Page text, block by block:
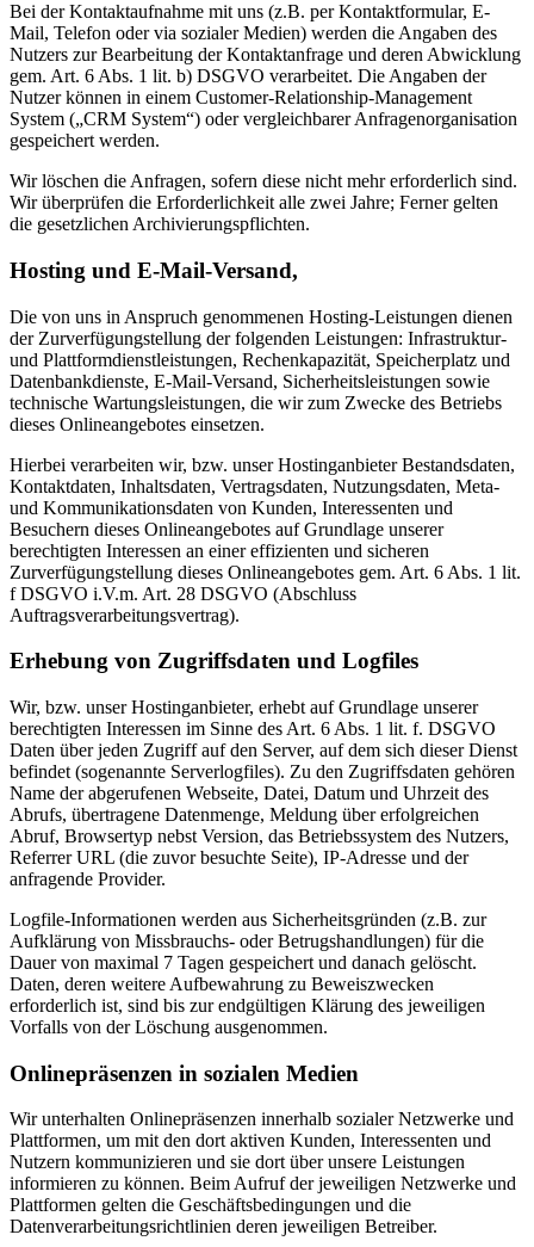
Bei der Kontaktaufnahme mit uns (z.B. per Kontaktformular, E-
Mail, Telefon oder via sozialer Medien) werden die Angaben des
Nutzers zur Bearbeitung der Kontaktanfrage und deren Abwicklung
gem. Art. 6 Abs. 1 lit. b) DSGVO verarbeitet. Die Angaben der
Nutzer können in einem Customer-Relationship-Management
System („CRM System“) oder vergleichbarer Anfragenorganisation
gespeichert werden.
Wir löschen die Anfragen, sofern diese nicht mehr erforderlich sind.
Wir überprüfen die Erforderlichkeit alle zwei Jahre; Ferner gelten
die gesetzlichen Archivierungspflichten.
Hosting und E-Mail-Versand,
Die von uns in Anspruch genommenen Hosting-Leistungen dienen
der Zurverfügungstellung der folgenden Leistungen: Infrastruktur-
und Plattformdienstleistungen, Rechenkapazität, Speicherplatz und
Datenbankdienste, E-Mail-Versand, Sicherheitsleistungen sowie
technische Wartungsleistungen, die wir zum Zwecke des Betriebs
dieses Onlineangebotes einsetzen.
Hierbei verarbeiten wir, bzw. unser Hostinganbieter Bestandsdaten,
Kontaktdaten, Inhaltsdaten, Vertragsdaten, Nutzungsdaten, Meta-
und Kommunikationsdaten von Kunden, Interessenten und
Besuchern dieses Onlineangebotes auf Grundlage unserer
berechtigten Interessen an einer effizienten und sicheren
Zurverfügungstellung dieses Onlineangebotes gem. Art. 6 Abs. 1 lit.
f DSGVO i.V.m. Art. 28 DSGVO (Abschluss
Auftragsverarbeitungsvertrag).
Erhebung von Zugriffsdaten und Logfiles
Wir, bzw. unser Hostinganbieter, erhebt auf Grundlage unserer
berechtigten Interessen im Sinne des Art. 6 Abs. 1 lit. f. DSGVO
Daten über jeden Zugriff auf den Server, auf dem sich dieser Dienst
befindet (sogenannte Serverlogfiles). Zu den Zugriffsdaten gehören
Name der abgerufenen Webseite, Datei, Datum und Uhrzeit des
Abrufs, übertragene Datenmenge, Meldung über erfolgreichen
Abruf, Browsertyp nebst Version, das Betriebssystem des Nutzers,
Referrer URL (die zuvor besuchte Seite), IP-Adresse und der
anfragende Provider.
Logfile-Informationen werden aus Sicherheitsgründen (z.B. zur
Aufklärung von Missbrauchs- oder Betrugshandlungen) für die
Dauer von maximal 7 Tagen gespeichert und danach gelöscht.
Daten, deren weitere Aufbewahrung zu Beweiszwecken
erforderlich ist, sind bis zur endgültigen Klärung des jeweiligen
Vorfalls von der Löschung ausgenommen.
Onlinepräsenzen in sozialen Medien
Wir unterhalten Onlinepräsenzen innerhalb sozialer Netzwerke und
Plattformen, um mit den dort aktiven Kunden, Interessenten und
Nutzern kommunizieren und sie dort über unsere Leistungen
informieren zu können. Beim Aufruf der jeweiligen Netzwerke und
Plattformen gelten die Geschäftsbedingungen und die
Datenverarbeitungsrichtlinien deren jeweiligen Betreiber.